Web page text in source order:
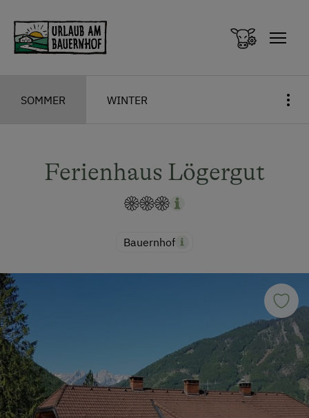
SOMMER WINTER
Ferienhaus Lögergut
Bauernhof